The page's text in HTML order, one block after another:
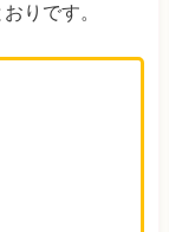
りです。